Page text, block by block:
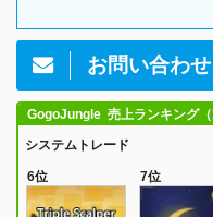
お問い合わせ